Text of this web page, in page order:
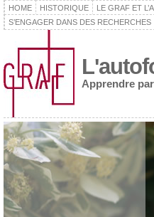
HOME HISTORIQUE LE GRAF ET
S’ENGAGER DANS DES RECHERCHES
Apprendre